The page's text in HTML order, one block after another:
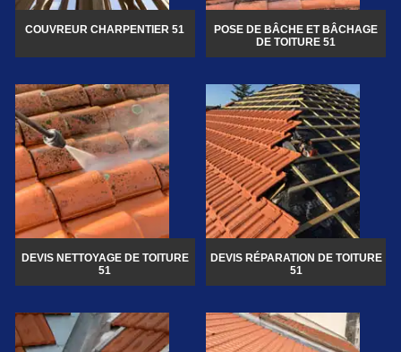
COUVREUR CHARPENTIER 51
POSE DE BÂCHE ET BÂCHAGE
DE TOITURE 51
DEVIS NETTOYAGE DE TOITURE
51
DEVIS RÉPARATION DE TOITURE
51